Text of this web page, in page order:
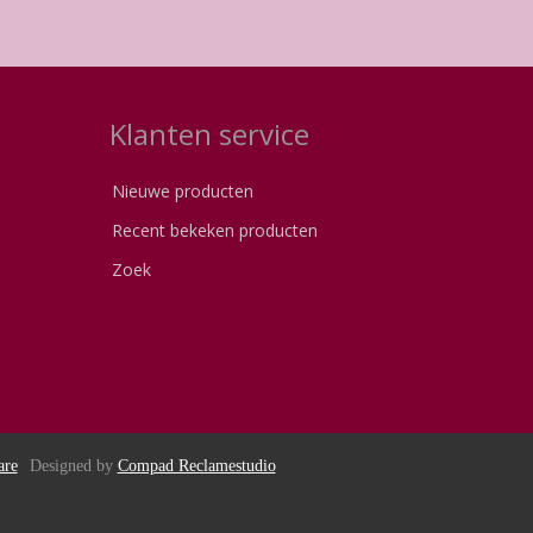
Klanten service
Nieuwe producten
Recent bekeken producten
Zoek
Designed by Compad Reclamestudio